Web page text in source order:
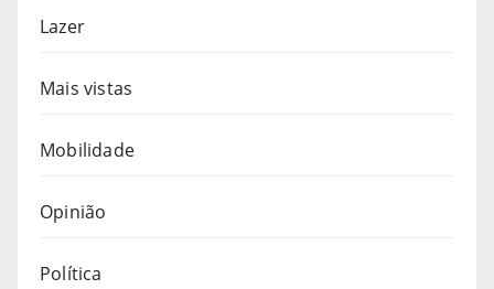
Lazer
Mais vistas
Mobilidade
Opinião
Política